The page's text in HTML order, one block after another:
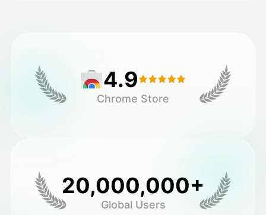
4.9
Chrome Store
20,000,000+
Global Users